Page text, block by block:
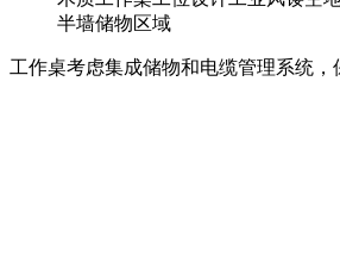
半墙储物区域
工作桌考虑集成储物和电缆管理系统，